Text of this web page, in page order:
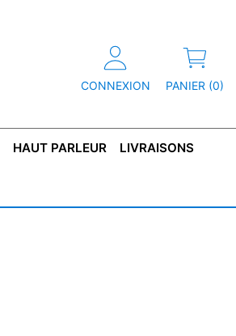
CONNEXION PANIER (0)
HAUT PARLEUR LIVRAISONS